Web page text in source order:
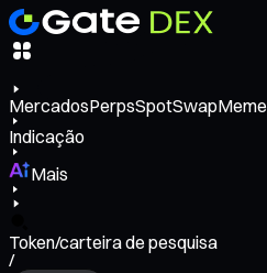
MercadosPerpsSpotSwapMeme
Indicação
Mais
Token/carteira de pesquisa
/